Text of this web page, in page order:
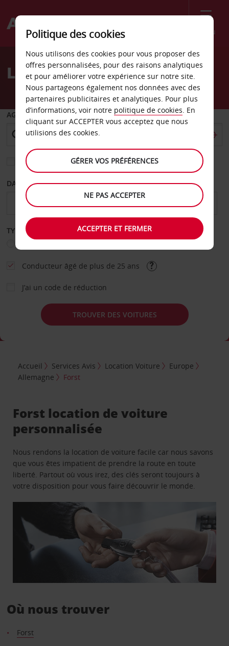
Menu
Welcome
AvisLocation de voiture Forst
AGENCE DE DÉPART
Sélectionnez une autre agence de retour
DATE DE DÉPART DATE DE RETOUR
TYPE DE LOCATION
Conducteur âgé de plus de 25 ans
J’ai un code de réduction
TROUVER DES VOITURES
Accueil Services Avis Location Voiture
Europe
Allemagne
Forst
Forst location de voiture
personnalisée
Nous rendons la location de voiture facile car nous savons
que vous êtes impatient de prendre la route en toute
liberté. Partout où vous irez, des clés seront toujours à
votre disposition pour vous faire découvrir le monde.
Où nous trouver
Forst
Politique des cookies
Nous utilisons des cookies pour vous proposer des
offres personnalisées, pour des raisons analytiques
et pour améliorer votre expérience sur notre site.
Nous partageons également nos données avec des
partenaires publicitaires et analytiques. Pour plus
d’informations, voir notre politique de cookies. En
cliquant sur ACCEPTER vous acceptez que nous
utilisions des cookies.
GÉRER VOS PRÉFÉRENCES
NE PAS ACCEPTER
ACCEPTER ET FERMER